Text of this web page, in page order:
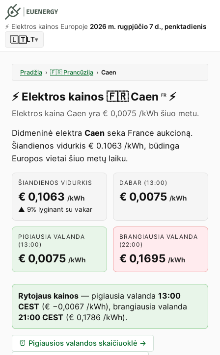
⚡️ Elektros kainos Europoje 2026 m. rugpjūčio 7 d., penktadienis
🇱🇹LT▾
Pradžia › 🇫🇷 Prancūzija › Caen
⚡️ Elektros kainos 🇫🇷 Caen FR ⚡️
Elektros kaina Caen yra € 0,0075 /kWh šiuo metu.
Didmeninė elektra Caen seka France aukcioną.
Šiandienos vidurkis € 0.1063 /kWh, būdinga
Europos vietai šiuo metų laiku.
ŠIANDIENOS VIDURKIS
€ 0,1063 /kWh
▲ 9% lyginant su vakar
DABAR (13:00)
€ 0,0075 /kWh
PIGIAUSIA VALANDA
(13:00)
€ 0,0075 /kWh
BRANGIAUSIA VALANDA
(22:00)
€ 0,1695 /kWh
Rytojaus kainos — pigiausia valanda 13:00
CEST (€ −0,0067 /kWh), brangiausia valanda
21:00 CEST (€ 0,1786 /kWh).
⏰ Pigiausios valandos skaičiuoklė →